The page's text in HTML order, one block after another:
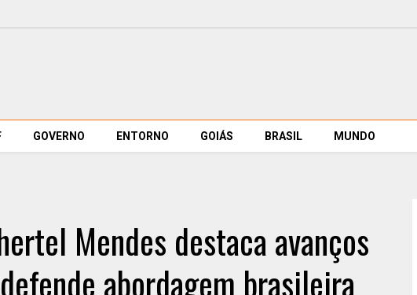
GOVERNO ENTORNO GOIÁS BRASIL MUNDO
Mendes destaca avanços
abordagem brasileira